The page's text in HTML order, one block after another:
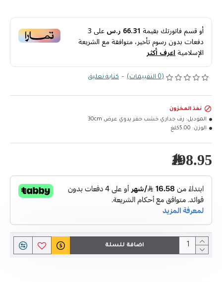
أو قسم فاتورتك بقيمة 66.31 ر.س على3
دفعات بدون رسوم تأخير، متوافقة مع الشريعة
الإسلاميةاعرف أكثر
(0 التقييمات) - كتابة تعليق
198.95﷼
نفذ المخزون
الموديل: رف جداري خشب حفر يدوي عرض 30cm
الوزن: 5.00كلغ
اضافة للسلة